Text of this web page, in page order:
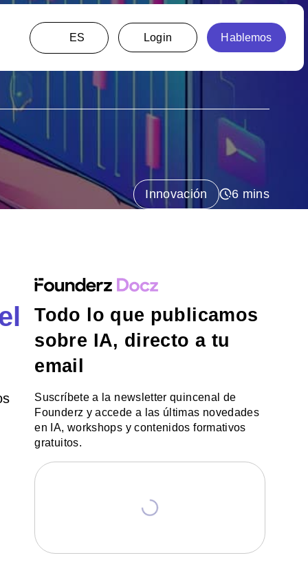
ES
Innovación
Todo lo que publicamos
sobre IA, directo a tu
email
Suscríbete a la newsletter quincenal de
Founderz y accede a las últimas novedades
en IA, workshops y contenidos formativos
gratuitos.